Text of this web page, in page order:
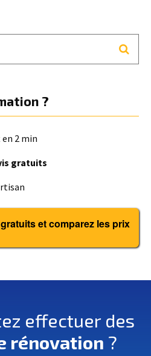
?
2 min
gratuits
et comparez les prix
effectuer des
rénovation ?